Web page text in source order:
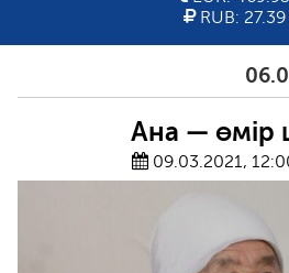
RUB: 27.39
Ана — өмір
09.03.2021,